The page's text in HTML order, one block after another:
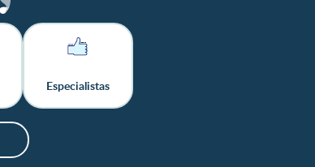
Especialistas